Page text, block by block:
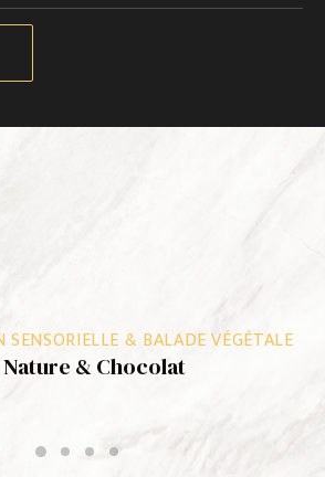
Nature & Chocolat
SENSORIELLE & BALADE VÉGÉTALE